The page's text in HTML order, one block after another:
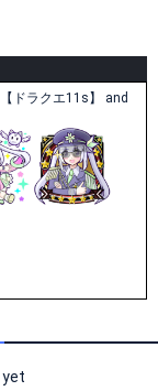
ドラクエ11s】 and